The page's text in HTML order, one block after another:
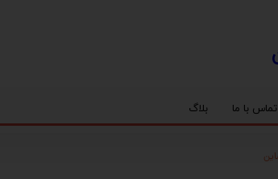
تماس با ما بلاگ